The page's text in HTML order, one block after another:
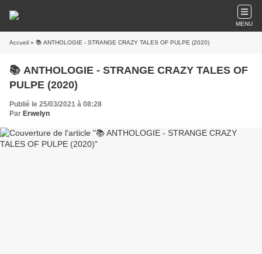
MENU
Accueil » 📚 ANTHOLOGIE - STRANGE CRAZY TALES OF PULPE (2020)
📚 ANTHOLOGIE - STRANGE CRAZY TALES OF
PULPE (2020)
Publié le 25/03/2021 à 08:28
Par Erwelyn